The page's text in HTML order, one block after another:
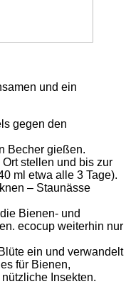
und ein
gegen den
Becher gießen.
stellen und bis zur
ml etwa alle 3 Tage).
– Staunässe
Bienen- und
ecocup weiterhin nur
ein und verwandelt
für Bienen,
Insekten.